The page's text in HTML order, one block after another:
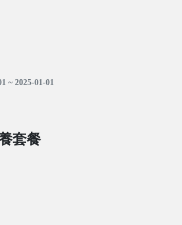
~ 2025-01-01
套餐